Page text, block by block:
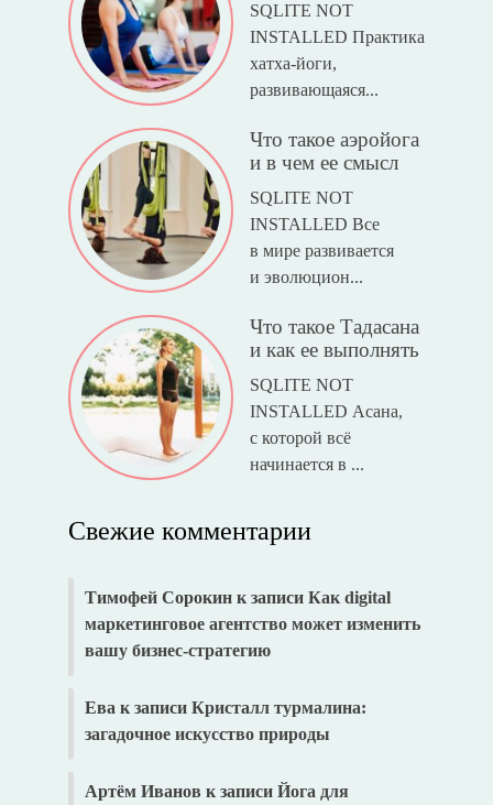
SQLITE NOT
INSTALLED Практика
хатха-йоги,
развивающаяся...
Что такое аэройога
и в чем ее смысл
SQLITE NOT
INSTALLED Все
в мире развивается
и эволюцион...
Что такое Тадасана
и как ее выполнять
SQLITE NOT
INSTALLED Асана,
с которой всё
начинается в ...
Свежие комментарии
Тимофей Сорокинк записи Как digital
маркетинговое агентство может изменить
вашу бизнес-стратегию
Ева к записи Кристалл турмалина:
загадочное искусство природы
Артём Иванов к записи Йога для